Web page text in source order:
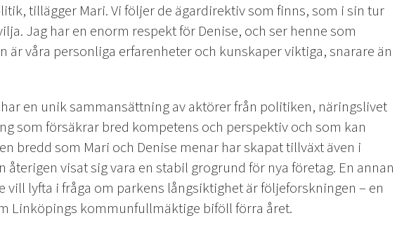
tillägger Mari. Vi följer de ägardirektiv som finns, som i sin tur
Jag har en enorm respekt för Denise, och ser henne som
är våra personliga erfarenheter och kunskaper viktiga, snarare än
en unik sammansättning av aktörer från politiken, näringslivet
som försäkrar bred kompetens och perspektiv och som kan
bredd som Mari och Denise menar har skapat tillväxt även i
visat sig vara en stabil grogrund för nya företag. En annan
vill lyfta i fråga om parkens långsiktighet är följeforskningen – en
Linköpings kommunfullmäktige biföll förra året.